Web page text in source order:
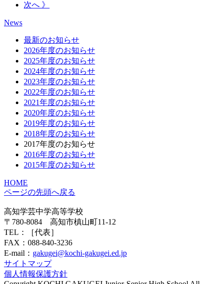
次へ 》
News
最新のお知らせ
2026年度のお知らせ
2025年度のお知らせ
2024年度のお知らせ
2023年度のお知らせ
2022年度のお知らせ
2021年度のお知らせ
2020年度のお知らせ
2019年度のお知らせ
2018年度のお知らせ
2017年度のお知らせ
2016年度のお知らせ
2015年度のお知らせ
HOME
ページの先頭へ戻る
高知学芸中学高等学校
〒780-8084 高知市槙山町11-12
TEL：
［代表］
FAX：088-840-3236
E-mail： gakugei@kochi-gakugei.ed.jp
サイトマップ
個人情報保護方針